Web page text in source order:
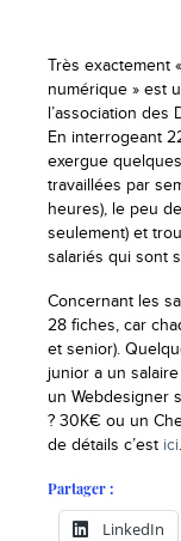
Très exactement
numérique » est
l’association des
En interrogeant
exergue
travaillées par
heures), le peu
seulement) et
salariés qui sont
Concernant les
28 fiches, car
et senior).
junior a un
un Webdesigner
? 30K€ ou un
de détails c’est ici
Partager :
LinkedIn